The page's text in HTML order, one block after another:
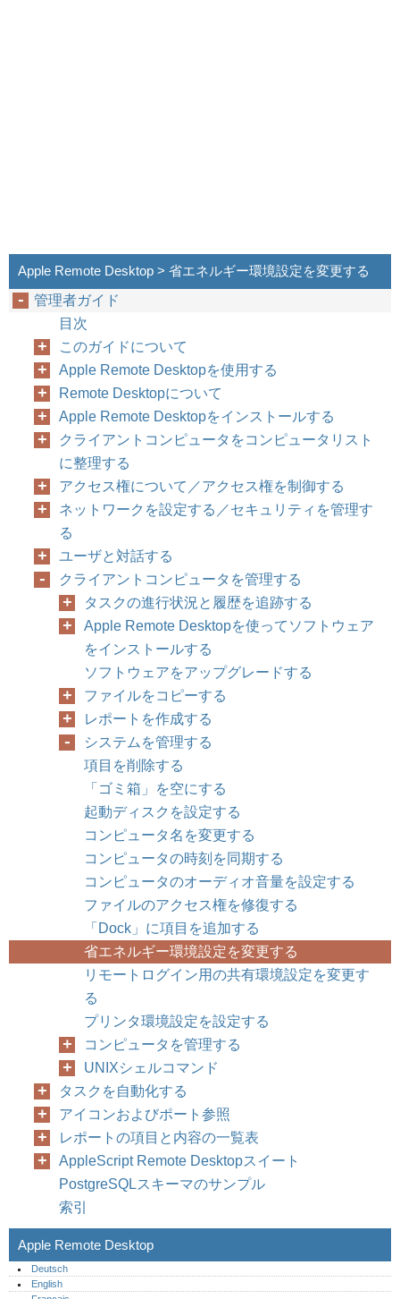
144
Apple Remote Desktop > 省エネルギー環境設定を変更する
管理者ガイド
目次
このガイドについて
Apple Remote Desktopを使用する
Remote Desktopについて
Apple Remote Desktopをインストールする
クライアントコンピュータをコンピュータリスト
に整理する
アクセス権について／アクセス権を制御する
ネットワークを設定する／セキュリティを管理す
る
ユーザと対話する
クライアントコンピュータを管理する
タスクの進行状況と履歴を追跡する
Apple Remote Desktopを使ってソフトウェア
をインストールする
ソフトウェアをアップグレードする
ファイルをコピーする
レポートを作成する
システムを管理する
項目を削除する
「ゴミ箱」を空にする
起動ディスクを設定する
コンピュータ名を変更する
コンピュータの時刻を同期する
コンピュータのオーディオ音量を設定する
ファイルのアクセス権を修復する
「Dock」に項目を追加する
省エネルギー環境設定を変更する
リモートログイン用の共有環境設定を変更す
る
プリンタ環境設定を設定する
コンピュータを管理する
UNIXシェルコマンド
タスクを自動化する
アイコンおよびポート参照
レポートの項目と内容の一覧表
AppleScript Remote Desktopスイート
PostgreSQLスキーマのサンプル
索引
Apple Remote Desktop
Deutsch
English